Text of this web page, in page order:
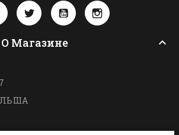
FacebookTwitterYouTubeInstagram
Магазине 